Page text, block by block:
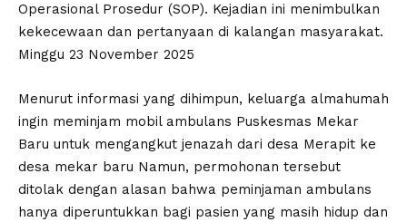
Operasional Prosedur (SOP). Kejadian ini menimbulkan
kekecewaan dan pertanyaan di kalangan masyarakat.
Minggu 23 November 2025
Menurut informasi yang dihimpun, keluarga almahumah
ingin meminjam mobil ambulans Puskesmas Mekar
Baru untuk mengangkut jenazah dari desa Merapit ke
desa mekar baru Namun, permohonan tersebut
ditolak dengan alasan bahwa peminjaman ambulans
hanya diperuntukkan bagi pasien yang masih hidup dan